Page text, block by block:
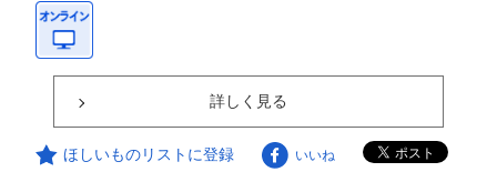
詳しく見る
ほしいものリストに登録 いいね